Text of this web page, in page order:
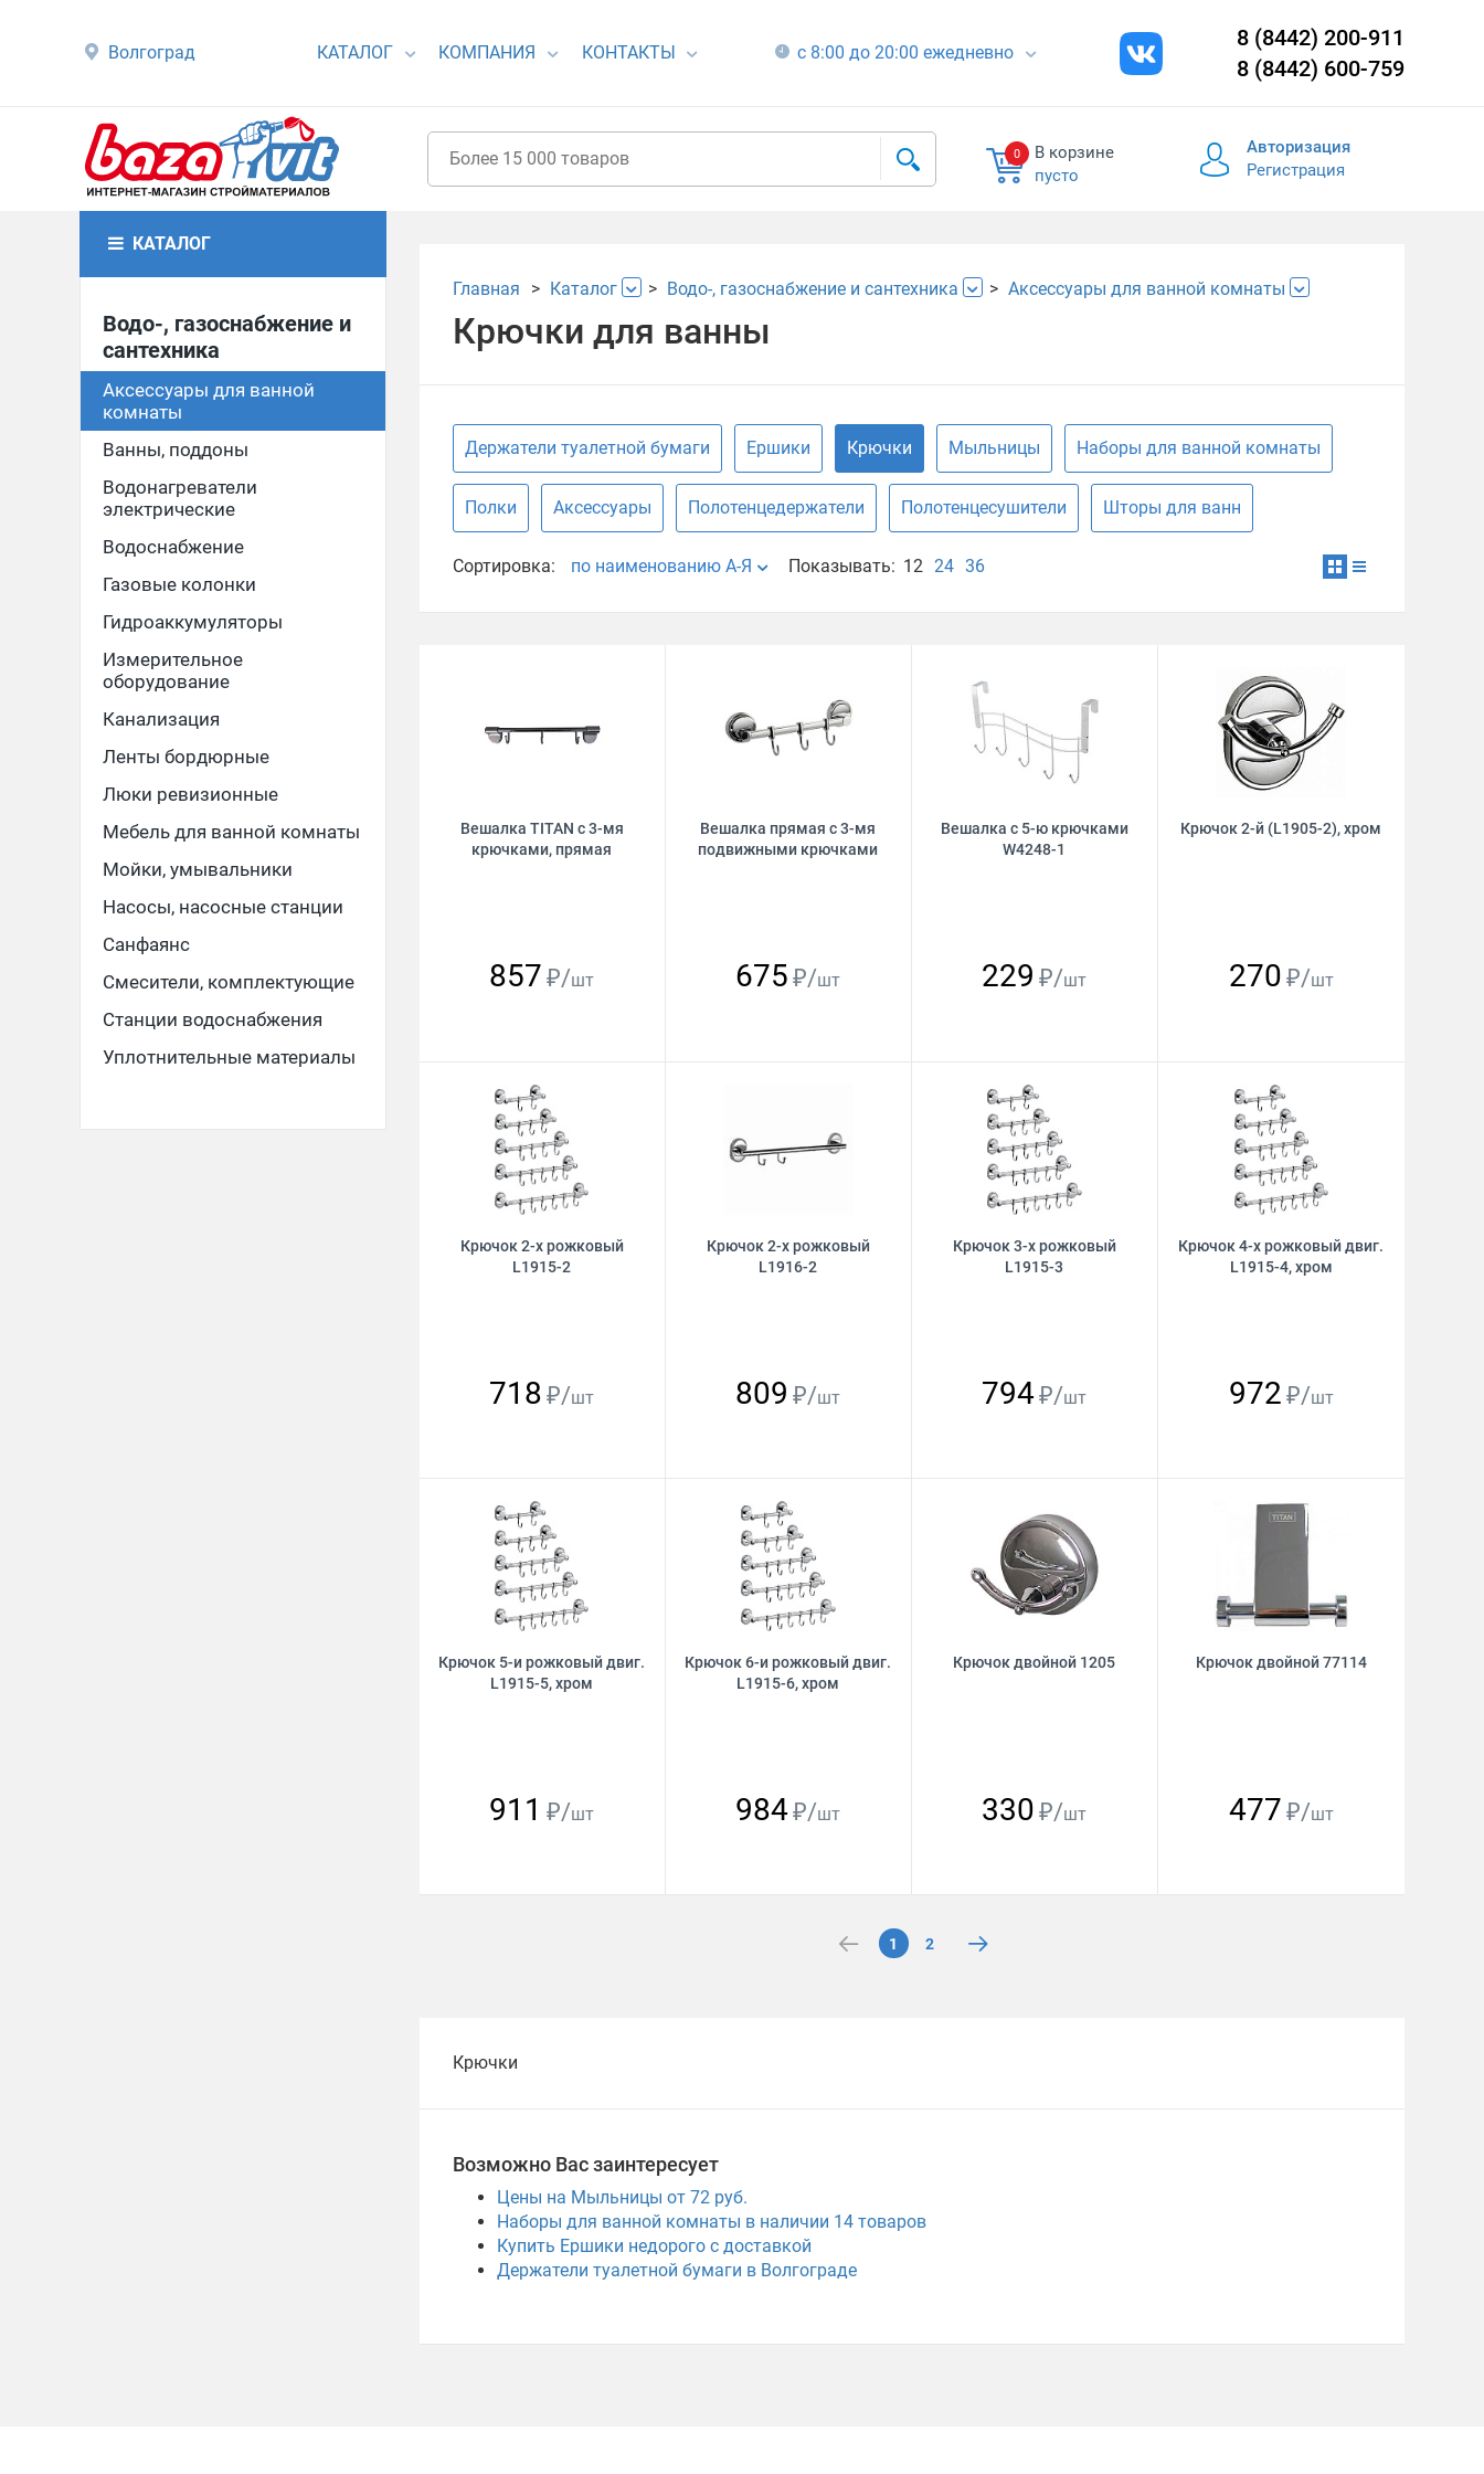
Волгоград КАТАЛОГ КОМПАНИЯ КОНТАКТЫ с 8:00 до 20:00 ежедневно
8 (8442) 200-911
8 (8442) 600-759
0
В корзине
пусто
Авторизация
Регистрация
КАТАЛОГ
Водо-, газоснабжение и
сантехника
Аксессуары для ванной
комнаты
Ванны, поддоны
Водонагреватели
электрические
Водоснабжение
Газовые колонки
Гидроаккумуляторы
Измерительное
оборудование
Канализация
Ленты бордюрные
Люки ревизионные
Мебель для ванной комнаты
Мойки, умывальники
Насосы, насосные станции
Санфаянс
Смесители, комплектующие
Станции водоснабжения
Уплотнительные материалы
Главная Каталог Водо-, газоснабжение и сантехника Аксессуары для ванной комнаты
Крючки для ванны
Держатели туалетной бумаги Ершики Крючки Мыльницы Наборы для ванной комнаты
Полки Аксессуары Полотенцедержатели Полотенцесушители Шторы для ванн
Сортировка: по наименованию А-Я Показывать: 12 24 36
Вешалка TITAN с 3-мя
крючками, прямая
857 ₽/шт
Вешалка прямая с 3-мя
подвижными крючками
675 ₽/шт
Вешалка с 5-ю крючками
W4248-1
229 ₽/шт
Крючок 2-й (L1905-2), хром
270 ₽/шт
Крючок 2-х рожковый
L1915-2
718 ₽/шт
Крючок 2-х рожковый
L1916-2
809 ₽/шт
Крючок 3-х рожковый
L1915-3
794₽/шт
Крючок 4-х рожковый двиг.
L1915-4, хром
972 ₽/шт
Крючок 5-и рожковый двиг.
L1915-5, хром
911 ₽/шт
Крючок 6-и рожковый двиг.
L1915-6, хром
984₽/шт
Крючок двойной 1205
330 ₽/шт
Крючок двойной 77114
477 ₽/шт
1 2
Крючки
Возможно Вас заинтересует
Цены на Мыльницы от 72 руб.
Наборы для ванной комнаты в наличии 14товаров
Купить Ершики недорого с доставкой
Держатели туалетной бумаги в Волгограде